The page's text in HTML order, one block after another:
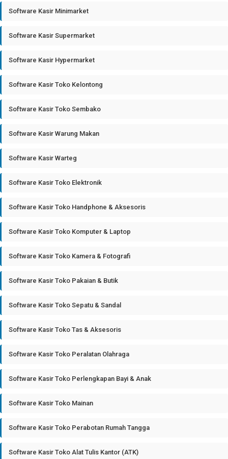
Software Kasir Minimarket
Software Kasir Supermarket
Software Kasir Hypermarket
Software Kasir Toko Kelontong
Software Kasir Toko Sembako
Software Kasir Warung Makan
Software Kasir Warteg
Software Kasir Toko Elektronik
Software Kasir Toko Handphone & Aksesoris
Software Kasir Toko Komputer & Laptop
Software Kasir Toko Kamera & Fotografi
Software Kasir Toko Pakaian & Butik
Software Kasir Toko Sepatu & Sandal
Software Kasir Toko Tas & Aksesoris
Software Kasir Toko Peralatan Olahraga
Software Kasir Toko Perlengkapan Bayi & Anak
Software Kasir Toko Mainan
Software Kasir Toko Perabotan Rumah Tangga
Software Kasir Toko Alat Tulis Kantor (ATK)